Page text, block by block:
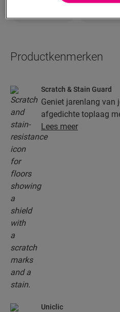
Productkenmerken
Scratch & Stain Guard
Geniet jarenlang van
afgedichte toplaag
Guard-technologie.
bescherming tegen
Lees meer
Uniclic